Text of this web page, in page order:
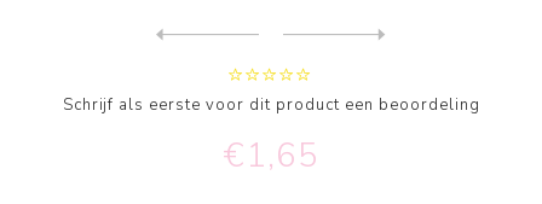
Schrijf als eerste voor dit product een beoordeling
€1,65